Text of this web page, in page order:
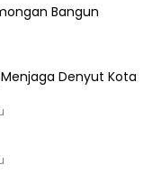
Bangun
Denyut Kota